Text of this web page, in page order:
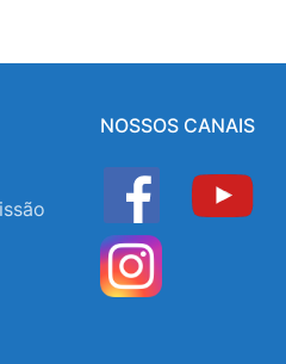
NOSSOS CANAIS